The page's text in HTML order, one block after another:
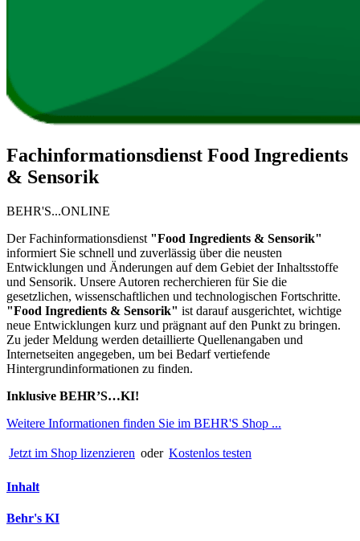
Fachinformationsdienst Food Ingredients
& Sensorik
BEHR'S...ONLINE
Der Fachinformationsdienst "Food Ingredients & Sensorik"
informiert Sie schnell und zuverlässig über die neusten
Entwicklungen und Änderungen auf dem Gebiet der Inhaltsstoffe
und Sensorik. Unsere Autoren recherchieren für Sie die
gesetzlichen, wissenschaftlichen und technologischen Fortschritte.
"Food Ingredients & Sensorik" ist darauf ausgerichtet, wichtige
neue Entwicklungen kurz und prägnant auf den Punkt zu bringen.
Zu jeder Meldung werden detaillierte Quellenangaben und
Internetseiten angegeben, um bei Bedarf vertiefende
Hintergrundinformationen zu finden.
Inklusive BEHR’S…KI!
Weitere Informationen finden Sie im BEHR'S Shop ...
Jetzt im Shop lizenzieren oder Kostenlos testen
Inhalt
Behr's KI